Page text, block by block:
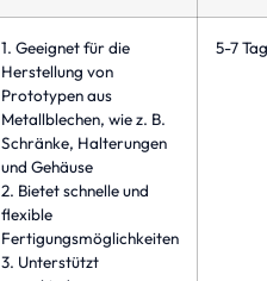
1. Geeignet für die
Herstellung von
Prototypen aus
Metallblechen, wie z. B.
Schränke, Halterungen
und Gehäuse
2. Bietet schnelle und
flexible
Fertigungsmöglichkeiten
3. Unterstützt
5-7